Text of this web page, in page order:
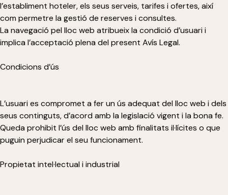
l’establiment hoteler, els seus serveis, tarifes i ofertes, així
com permetre la gestió de reserves i consultes.
La navegació pel lloc web atribueix la condició d’usuari i
implica l’acceptació plena del present Avís Legal.
Condicions d’ús
L’usuari es compromet a fer un ús adequat del lloc web i dels
seus continguts, d’acord amb la legislació vigent i la bona fe.
Queda prohibit l’ús del lloc web amb finalitats il·lícites o que
puguin perjudicar el seu funcionament.
Propietat intel·lectual i industrial